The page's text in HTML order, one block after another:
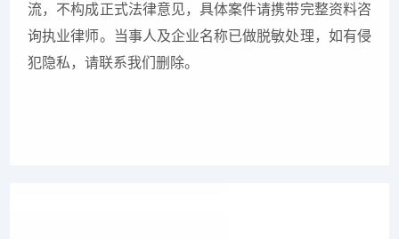
流，不构成正式法律意见，具体案件请携带完整资料咨
询执业律师。当事人及企业名称已做脱敏处理，如有侵
犯隐私，请联系我们删除。